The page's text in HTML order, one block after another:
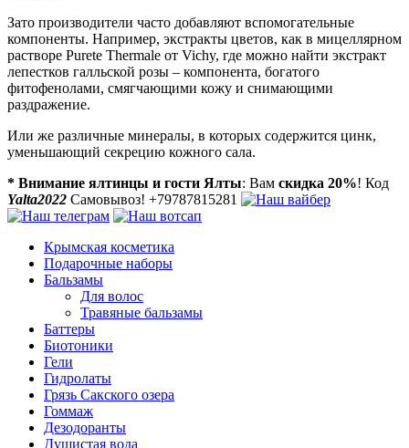
Зато производители часто добавляют вспомогательные
компоненты. Например, экстракты цветов, как в мицеллярном
растворе Purete Thermale от Vichy, где можно найти экстракт
лепестков галльской розы – компонента, богатого
фитофенолами, смягчающими кожу и снимающими
раздражение.
Или же различные минералы, в которых содержится цинк,
уменьшающий секрецию кожного сала.
* Внимание ялтинцы и гости Ялты: Вам скидка 20%! Код
Yalta2022 Самовывоз! +79787815281
Крымская косметика
Подарочные наборы
Бальзамы
Для волос
Травяные бальзамы
Баттеры
Биотоники
Гели
Гидролаты
Грязь Сакского озера
Гоммаж
Дезодоранты
Душистая вода